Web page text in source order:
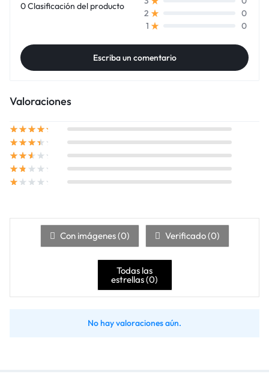
0 Clasificación del producto
2
0
1
0
Escriba un comentario
Valoraciones
Con imágenes (0) Verificado (0)
Todas las
estrellas (0)
No hay valoraciones aún.